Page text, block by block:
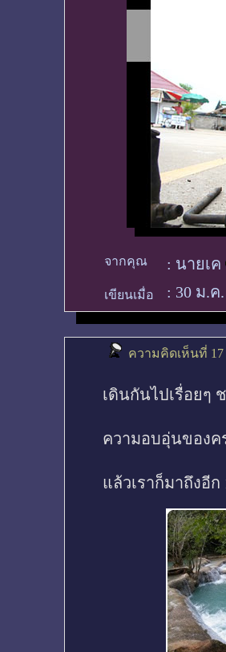
จากคุณ : นายเค
เขียนเมื่อ : 30 ม.ค
ความคิดเห็นที่ 17
เดินกันไปเรื่อยๆ
ความอบอุ่นของค
แล้วเราก็มาถึงอีก